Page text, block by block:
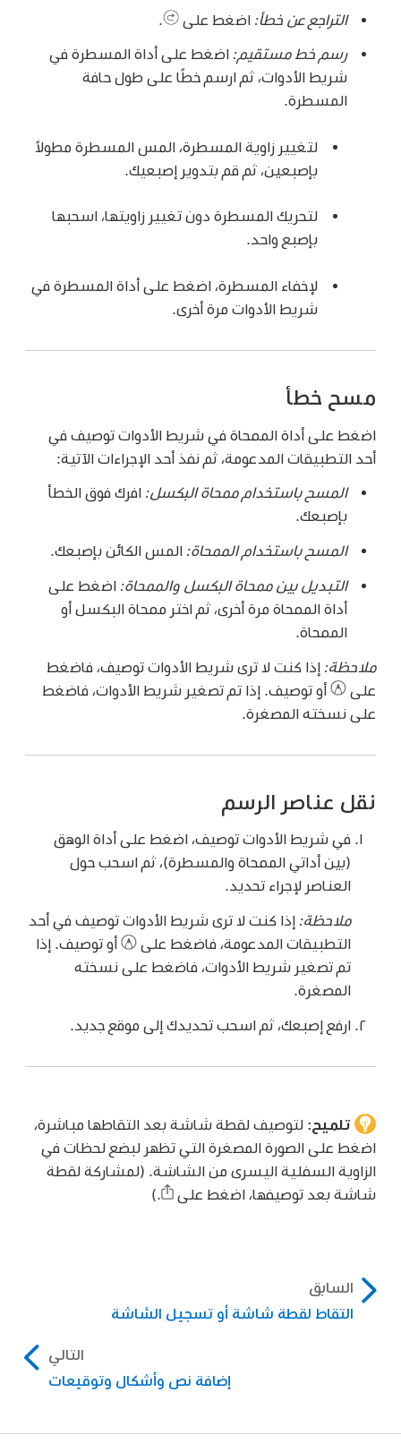
التراجع عن خطأ:اضغط على .
رسم خط مستقيم:اضغط على أداة المسطرة في
شريط الأدوات، ثم ارسم خطًا على طول حافة
المسطرة.
لتغيير زاوية المسطرة، المس المسطرة مطولاً
بإصبعين، ثم قم بتدوير إصبعيك.
لتحريك المسطرة دون تغيير زاويتها، اسحبها
بإصبع واحد.
لإخفاء المسطرة، اضغط على أداة المسطرة في
شريط الأدوات مرة أخرى.
مسح خطأ
اضغط على أداة الممحاة في شريط الأدوات توصيف في
أحد التطبيقات المدعومة، ثم نفذ أحد الإجراءات الآتية:
المسح باستخدام ممحاة البكسل:افرك فوق الخطأ
بإصبعك.
المسح باستخدام الممحاة:المس الكائن بإصبعك.
التبديل بين ممحاة البكسل والممحاة:اضغط على
أداة الممحاة مرة أخرى، ثم اختر ممحاة البكسل أو
الممحاة.
ملاحظة: إذا كنت لا ترى شريط الأدوات توصيف، فاضغط
على
أو توصيف. إذا تم تصغير شريط الأدوات، فاضغط
على نسخته المصغرة.
نقل عناصر الرسم
في شريط الأدوات توصيف، اضغط على أداة الوهق
(بين أداتي الممحاة والمسطرة)، ثم اسحب حول
العناصر لإجراء تحديد.
ملاحظة:إذا كنت لا ترى شريط الأدوات توصيف في أحد
التطبيقات المدعومة، فاضغط على
أو توصيف. إذا
تم تصغير شريط الأدوات، فاضغط على نسخته
المصغرة.
ارفع إصبعك، ثم اسحب تحديدك إلى موقع جديد.
تلميح: لتوصيف لقطة شاشة بعد التقاطها مباشرة،
اضغط على الصورة المصغرة التي تظهر لبضع لحظات في
الزاوية السفلية اليسرى من الشاشة. (لمشاركة لقطة
شاشة بعد توصيفها، اضغط على
.)
السابق
التقاط لقطة شاشة أو تسجيل الشاشة
التالي
إضافة نص وأشكال وتوقيعات